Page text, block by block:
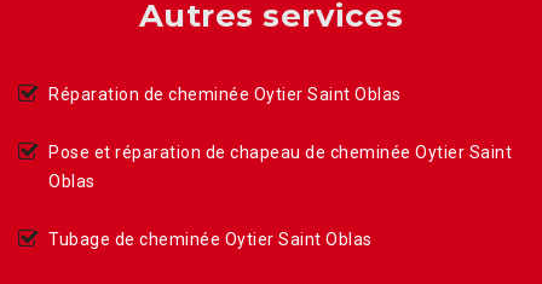
Autres services
Réparation de cheminée Oytier Saint Oblas
Pose et réparation de chapeau de cheminée Oytier Saint
Oblas
Tubage de cheminée Oytier Saint Oblas